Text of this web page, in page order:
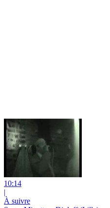
10:14
|
À suivre